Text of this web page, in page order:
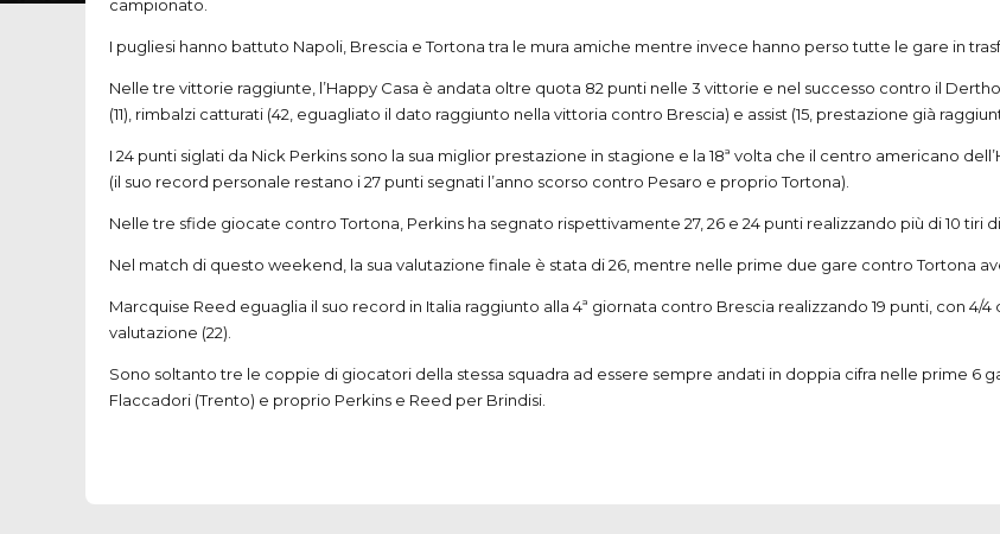
campionato.
I pugliesi hanno battuto Napoli, Brescia e Tortona tra le mura amiche mentre invece hanno perso tutte le gare in
Nelle tre vittorie raggiunte, l’Happy Casa è andata oltre quota 82 punti nelle 3 vittorie e nel successo contro il
(11), rimbalzi catturati (42, eguagliato il dato raggiunto nella vittoria contro Brescia) e assist (15, prestazione già
I 24 punti siglati da Nick Perkins sono la sua miglior prestazione in stagione e la 18ª volta che il centro americano
(il suo record personale restano i 27 punti segnati l’anno scorso contro Pesaro e proprio Tortona).
Nelle tre sfide giocate contro Tortona, Perkins ha segnato rispettivamente 27, 26 e 24 punti realizzando più di 10 tiri
Nel match di questo weekend, la sua valutazione finale è stata di 26, mentre nelle prime due gare contro Tortona
Marcquise Reed eguaglia il suo record in Italia raggiunto alla 4ª giornata contro Brescia realizzando 19 punti, con 4/
valutazione (22).
Sono soltanto tre le coppie di giocatori della stessa squadra ad essere sempre andati in doppia cifra nelle prime 6
Flaccadori (Trento) e proprio Perkins e Reed per Brindisi.